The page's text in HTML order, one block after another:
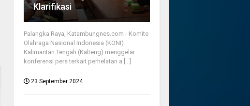
Klarifikasi
Palangka Raya, Katambungnes.com - Komite
Olahraga Nasional Indonesia (KONI)
Kalimantan Tengah (Kalteng) menggelar
konferensi pers terkait perhelatan a [...]
23 September 2024